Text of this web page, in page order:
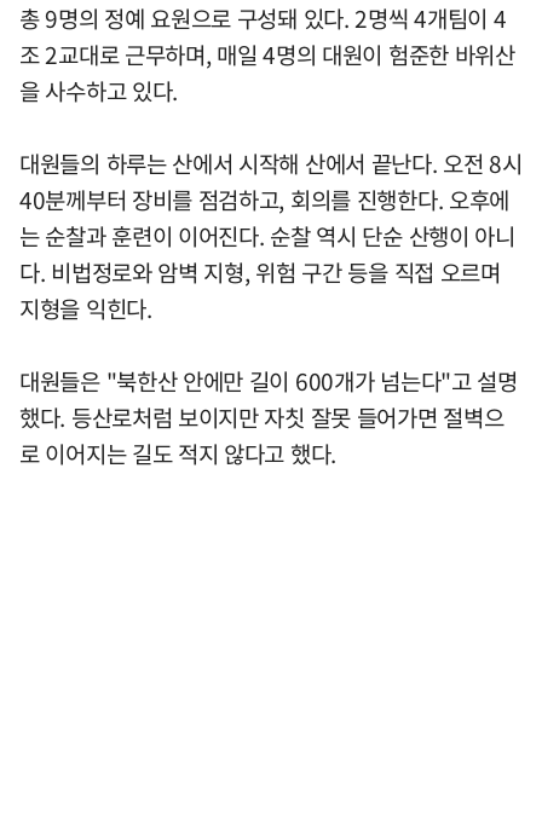
총 9명의 정예 요원으로 구성돼 있다. 2명씩 4개팀이 4
조 2교대로 근무하며, 매일 4명의 대원이 험준한 바위산
을 사수하고 있다.
대원들의 하루는 산에서 시작해 산에서 끝난다. 오전 8시
40분께부터 장비를 점검하고, 회의를 진행한다. 오후에
는 순찰과 훈련이 이어진다. 순찰 역시 단순 산행이 아니
다. 비법정로와 암벽 지형, 위험 구간 등을 직접 오르며
지형을 익힌다.
대원들은 "북한산 안에만 길이 600개가 넘는다"고 설명
했다. 등산로처럼 보이지만 자칫 잘못 들어가면 절벽으
로 이어지는 길도 적지 않다고 했다.